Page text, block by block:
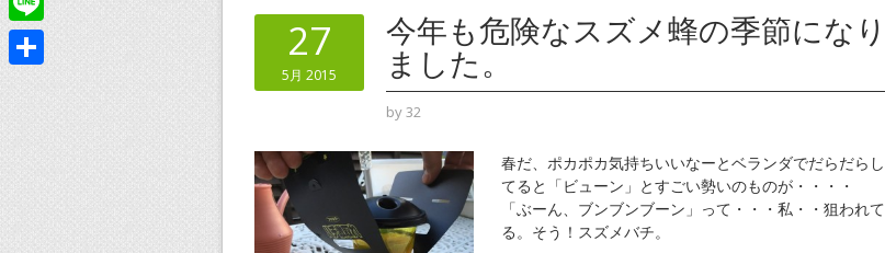
27
5月 2015
今年も危険なスズメ蜂の季節になり
ました。
by32
春だ、ポカポカ気持ちいいなーとベランダでだらだらし
てると「ビューン」とすごい勢いのものが・・・・
「ぶーん、ブンブンブーン」って・・・私・・狙われて
る。そう！スズメバチ。
Line